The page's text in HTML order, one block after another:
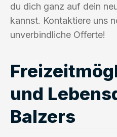
du dich ganz auf dein
kannst. Kontaktiere uns
unverbindliche Offerte!
und
Balzers